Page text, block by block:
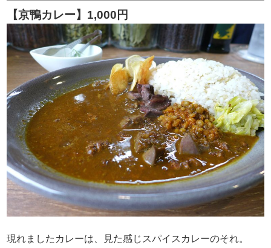
【京鴨カレー】1,000円
現れましたカレーは、見た感じスパイスカレーのそれ。